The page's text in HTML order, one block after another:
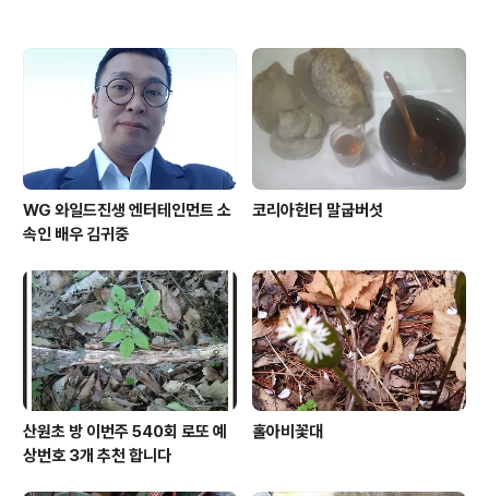
WG 와일드진생 엔터테인먼트 소
속인 배우 김귀중
코리아헌터 말굽버섯
산원초 방 이번주 540회 로또 예
상번호 3개 추천 합니다
홀아비꽃대